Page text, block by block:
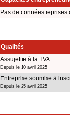
Pas de données reprises
Qualités
Assujettie à la TVA
Depuis le 10 avril 2025
Entreprise soumise à
Depuis le 25 avril 2025